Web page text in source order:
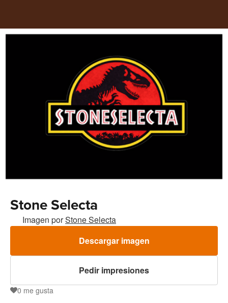
Stone Selecta
Imagen porStone Selecta
Descargar imagen
Pedir impresiones
0 me gusta